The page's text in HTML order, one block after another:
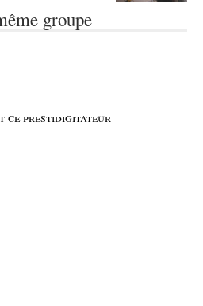
groupe
ce prestidigitateur